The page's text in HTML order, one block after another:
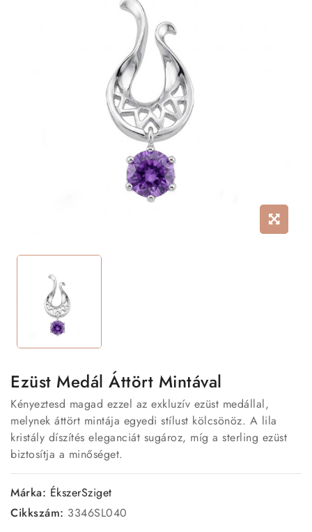
Ezüst Medál Áttört Mintával
Kényeztesd magad ezzel az exkluzív ezüst medállal,
melynek áttört mintája egyedi stílust kölcsönöz. A lila
kristály díszítés eleganciát sugároz, míg a sterling ezüst
biztosítja a minőséget.
Márka: ÉkszerSziget
Cikkszám: 3346SL040